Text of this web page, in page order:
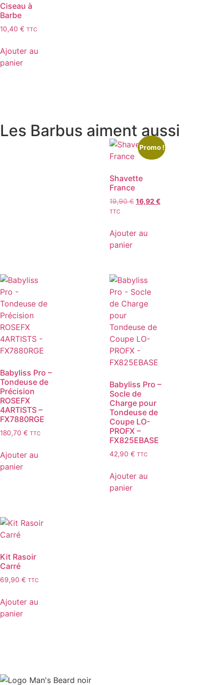
Ciseau à
Barbe
10,40 € TTC
Ajouter au
panier
Les Barbus aiment aussi
Promo !
Shavette
France
19,90€ 16,92 €
TTC
Ajouter au
panier
Babyliss Pro –
Tondeuse de
Précision
ROSEFX
4ARTISTS –
FX7880RGE
180,70 € TTC
Ajouter au
panier
Babyliss Pro –
Socle de
Charge pour
Tondeuse de
Coupe LO-
PROFX –
FX825EBASE
42,90 € TTC
Ajouter au
panier
Kit Rasoir
Carré
69,90 € TTC
Ajouter au
panier